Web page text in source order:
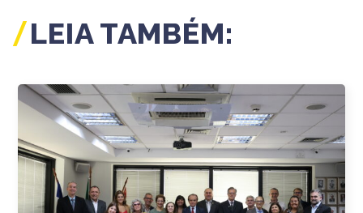
LEIA TAMBÉM: